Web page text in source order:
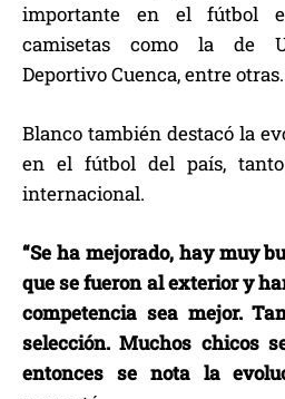
importante en el fútbol
camisetas como la de
Deportivo Cuenca, entre otras.
Blanco también destacó la
en el fútbol del país,
internacional.
“Se ha mejorado, hay muy
que se fueron al exterior y
competencia sea mejor.
selección. Muchos chicos
entonces se nota la